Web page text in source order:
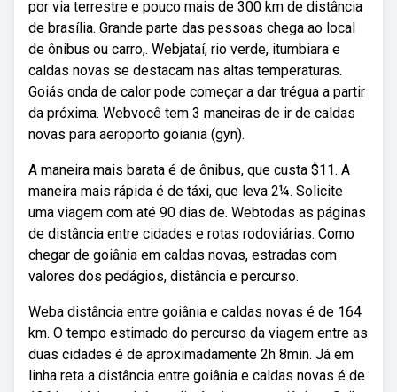
por via terrestre e pouco mais de 300 km de distância
de brasília. Grande parte das pessoas chega ao local
de ônibus ou carro,. Webjataí, rio verde, itumbiara e
caldas novas se destacam nas altas temperaturas.
Goiás onda de calor pode começar a dar trégua a partir
da próxima. Webvocê tem 3 maneiras de ir de caldas
novas para aeroporto goiania (gyn).
A maneira mais barata é de ônibus, que custa $11. A
maneira mais rápida é de táxi, que leva 2¼. Solicite
uma viagem com até 90 dias de. Webtodas as páginas
de distância entre cidades e rotas rodoviárias. Como
chegar de goiânia em caldas novas, estradas com
valores dos pedágios, distância e percurso.
Weba distância entre goiânia e caldas novas é de 164
km. O tempo estimado do percurso da viagem entre as
duas cidades é de aproximadamente 2h 8min. Já em
linha reta a distância entre goiânia e caldas novas é de